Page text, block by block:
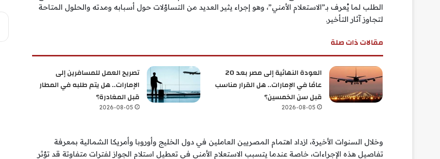
الطلب لما يُعرف بـ”الاستعلام الأمني”، وهو إجراء يثير العديد من التساؤلات حول أسبابه ومدته والحلول المتاحة
لتجاوز آثار التأخير.
مقالات ذات صلة
العودة النهائية إلى مصر بعد 20
عامًا في الإمارات.. هل القرار مناسب
قبل سن الخمسين؟
2026-08-05
تصريح العمل للمسافرين إلى
الإمارات.. هل يتم طلبه في المطار
قبل المغادرة؟
2026-08-05
وخلال السنوات الأخيرة، ازداد اهتمام المصريين العاملين في دول الخليج وأوروبا وأمريكا الشمالية بمعرفة
تفاصيل هذه الإجراءات، خاصة عندما يتسبب الاستعلام الأمني في تعطيل استلام الجواز لفترات متفاوتة قد تؤثر